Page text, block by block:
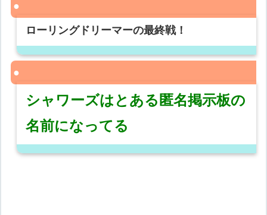
ローリングドリーマーの最終戦！
シャワーズはとある匿名掲示板の
名前になってる